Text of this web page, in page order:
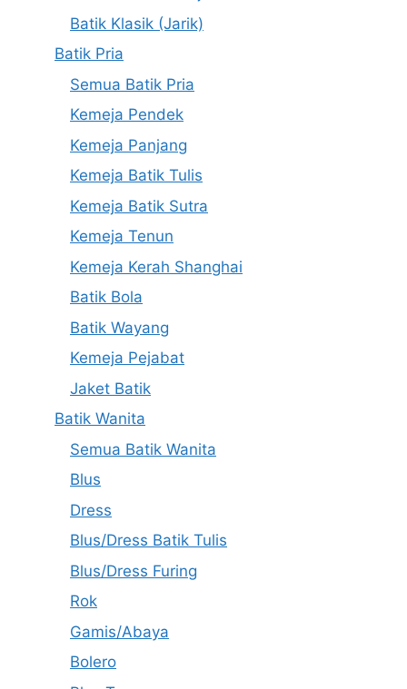
Batik Klasik (Jarik)
Batik Pria
Semua Batik Pria
Kemeja Pendek
Kemeja Panjang
Kemeja Batik Tulis
Kemeja Batik Sutra
Kemeja Tenun
Kemeja Kerah Shanghai
Batik Bola
Batik Wayang
Kemeja Pejabat
Jaket Batik
Batik Wanita
Semua Batik Wanita
Blus
Dress
Blus/Dress Batik Tulis
Blus/Dress Furing
Rok
Gamis/Abaya
Bolero